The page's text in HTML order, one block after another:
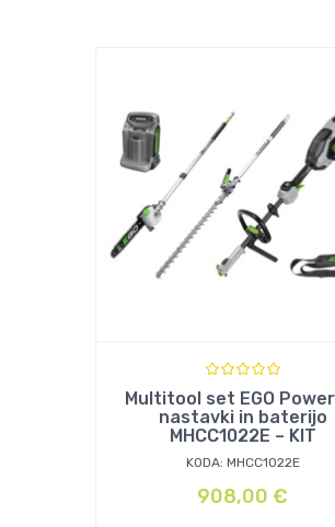
Multitool set EGO
nastavki in baterijo
MHCC1022E – KIT
KODA: MHCC1022E
908,00€